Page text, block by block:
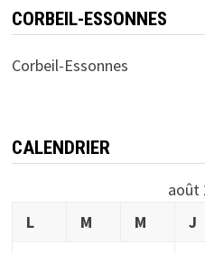
CORBEIL-ESSONNES
Corbeil-Essonnes
CALENDRIER
août
L
M M J